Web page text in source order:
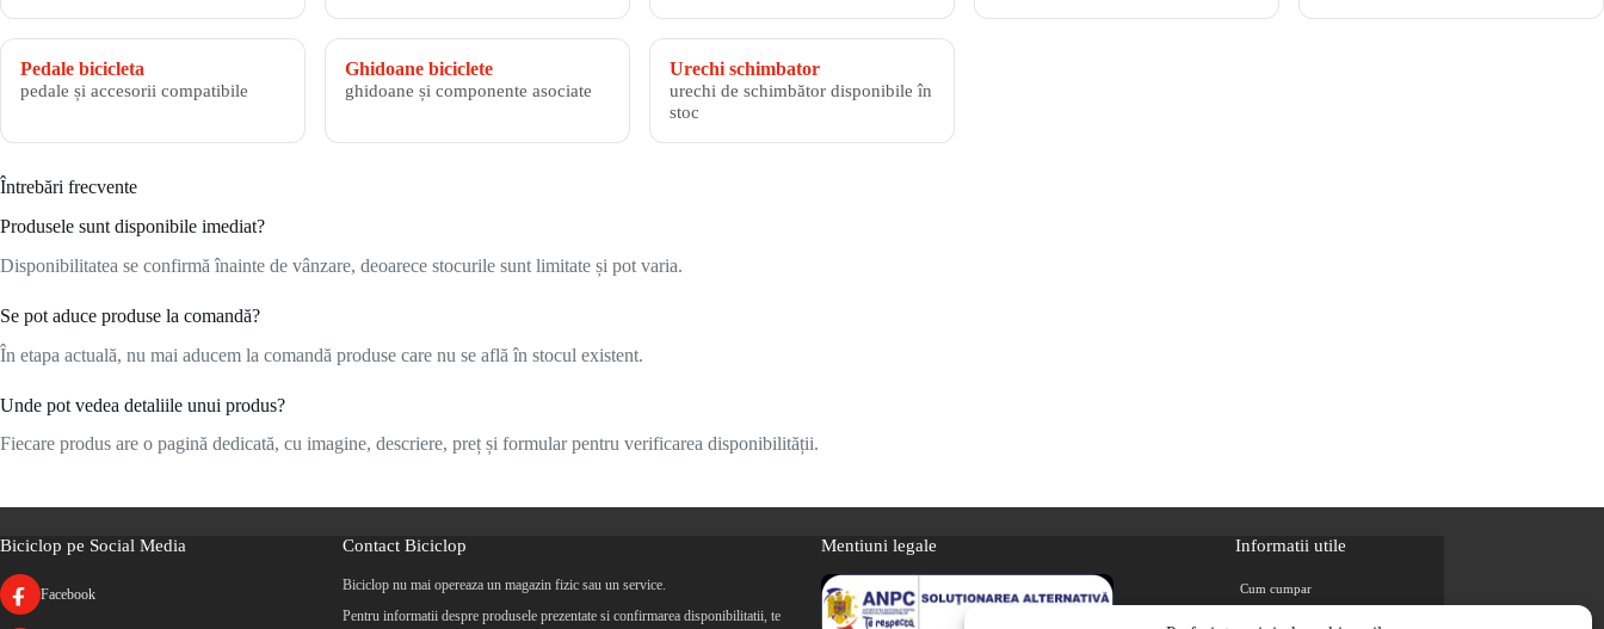
Pedale bicicleta
pedale și accesorii compatibile
Ghidoane biciclete
ghidoane și componente asociate
Urechi schimbator
urechi de schimbător disponibile în
stoc
Întrebări frecvente
Produsele sunt disponibile imediat?
Disponibilitatea se confirmă înainte de vânzare, deoarece stocurile sunt limitate și pot varia.
Se pot aduce produse la comandă?
În etapa actuală, nu mai aducem la comandă produse care nu se află în stocul existent.
Unde pot vedea detaliile unui produs?
Fiecare produs are o pagină dedicată, cu imagine, descriere, preț și formular pentru verificarea disponibilității.
Biciclop pe Social Media
Facebook
Contact Biciclop
Biciclop nu mai opereaza un magazin fizic sau un service.
Pentru informatii despre produsele prezentate si confirmarea disponibilitatii, te
Mentiuni legale Informatii utile
Cum cumpar